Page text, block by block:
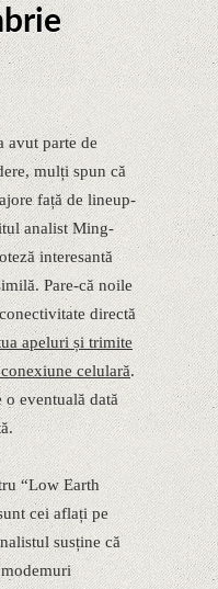
avut parte de
mulți spun că
față de lineup-
analist Ming-
interesantă
Pare-că noile
directă
apeluri și trimite
celulară.
o eventuală dată
“Low Earth
cei aflați pe
susține că